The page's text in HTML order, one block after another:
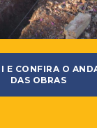
E CONFIRA O
DAS OBRAS